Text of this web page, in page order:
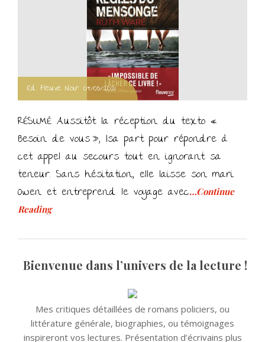
Ed. Fleuve Noir 04/03/2021
RÉSUMÉ Aussitôt la réception du texto «
Besoin de vous », Isa part pour répondre à
cet appel au secours tout en ignorant sa
teneur. Sans hésitation, elle laisse son mari
Owen et entreprend le voyage avec…Continue
Reading
Bienvenue dans l’univers de la lecture !
Mes critiques détaillées de romans policiers, ou
littérature générale, biographies, ou témoignages
inspireront vos lectures. Présentation d’écrivains plus